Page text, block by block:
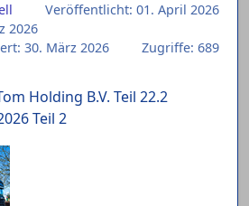
Veröffentlicht: 01. April 2026
2026
30. März 2026
Zugriffe: 689
Holding B.V. Teil 22.2
Teil 2